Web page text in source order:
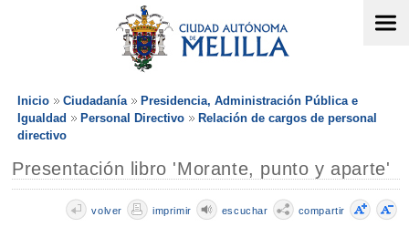
Inicio Ciudadanía
Presidencia, Administración Pública e
Igualdad
Personal Directivo
Relación de cargos de personal
directivo
Presentación libro 'Morante, punto y aparte'
compartir
escuchar
imprimir
volver